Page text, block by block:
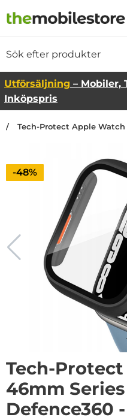
Startsidan
Utförsäljning – Mobiler,
Inköpspris
Tech-Protect Apple Watch
Priset är nedsatt med
-48%
Tech-
46mm Series
Defence360